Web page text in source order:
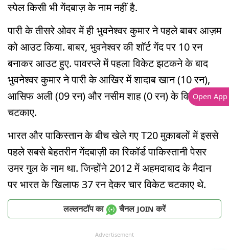
स्पेल किसी भी गेंदबाज़ के नाम नहीं है.
पारी के तीसरे ओवर में ही भुवनेश्वर कुमार ने पहले बाबर आज़म
को आउट किया. बाबर, भुवनेश्वर की शॉर्ट गेंद पर 10 रन
बनाकर आउट हुए. पावरप्ले में पहला विकेट झटकने के बाद
भुवनेश्वर कुमार ने पारी के आखिर में शादाब खान (10 रन),
आसिफ अली (09 रन) और नसीम शाह (0 रन) के विकेट्स
चटकाए.
भारत और पाकिस्तान के बीच खेले गए T20 मुकाबलों में इससे
पहले सबसे बेहतरीन गेंदबाज़ी का रिकॉर्ड पाकिस्तानी पेसर
उमर गुल के नाम था. जिन्होंने 2012 में अहमदाबाद के मैदान
पर भारत के खिलाफ 37 रन देकर चार विकेट चटकाए थे.
लल्लनटॉप का चैनल JOIN करें
Advertisement
Open App